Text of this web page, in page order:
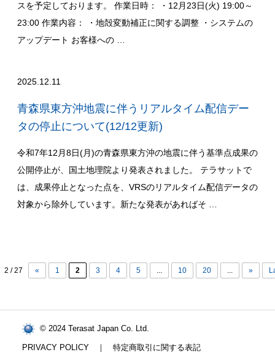
スを予定しております。 作業日時： ・12月23日(火) 19:00～
23:00 作業内容： ・地殻変動補正に関する調整 ・システムの
アップデート お客様への …
2025.12.11
青森県東方沖地震に伴うリアルタイム配信デー
タの停止について(12/12更新)
令和7年12月8日(月)の青森県東方沖の地震に伴う基準点成果の
公開停止が、国土地理院より発表されました。 テラサットで
は、成果停止となった点を、VRSのリアルタイム配信データの
対象から除外しています。新たな発表があればそ …
2 / 27 « 1 2 3 4 5 ... 10 20 ... »
© 2024 Terasat Japan Co. Ltd.
PRIVACY POLICY ｜ 特定商取引に関する表記